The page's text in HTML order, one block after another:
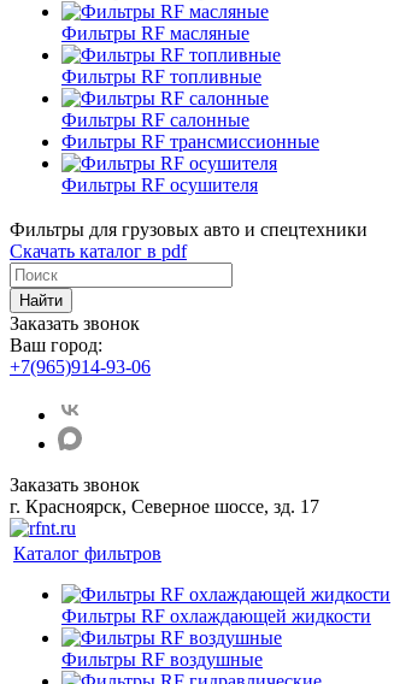
Фильтры RF масляные
Фильтры RF топливные
Фильтры RF салонные
Фильтры RF трансмиссионные
Фильтры RF осушителя
Фильтры для грузовых авто и спецтехники
Скачать каталог в pdf
Найти
Заказать звонок
Ваш город:
+7(965)914-93-06
Заказать звонок
г. Красноярск, Северное шоссе, зд. 17
Каталог фильтров
Фильтры RF охлаждающей жидкости
Фильтры RF воздушные